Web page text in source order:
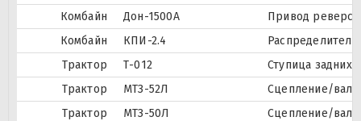
Комбайн
Дон-1500А
Привод
Комбайн
КПИ-2.4
Трактор
Т-012
Ступица задних
Трактор
МТЗ-52Л
Сцепление/вал
Трактор
МТЗ-50Л
Сцепление/вал